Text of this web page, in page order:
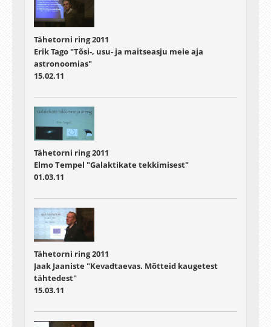
Tähetorni ring 2011
Erik Tago "Tõsi-, usu- ja maitseasju meie aja
astronoomias"
15.02.11
Tähetorni ring 2011
Elmo Tempel "Galaktikate tekkimisest"
01.03.11
Tähetorni ring 2011
Jaak Jaaniste "Kevadtaevas. Mõtteid kaugetest
tähtedest"
15.03.11